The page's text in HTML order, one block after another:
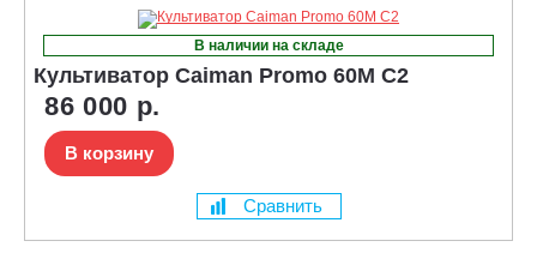
В наличии на складе
Культиватор Caiman Promo 60M C2
86 000 р.
В корзину
Сравнить